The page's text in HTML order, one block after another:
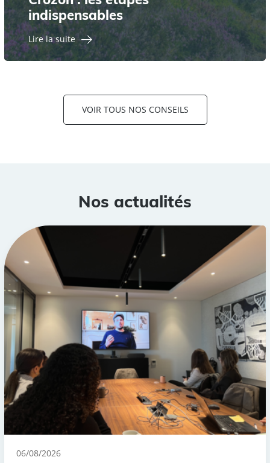
indispensables
Lire la suite
VOIR TOUS NOS CONSEILS
Nos actualités
06/08/2026